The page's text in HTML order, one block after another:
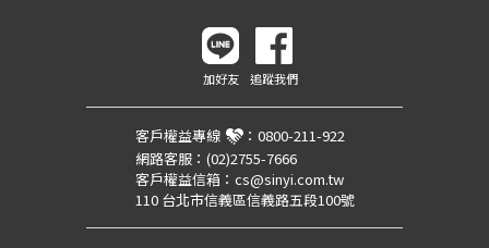
加好友 追蹤我們
客戶權益專線 ： 0800-211-922
網路客服： (02)2755-7666
客戶權益信箱： cs@sinyi.com.tw
110 台北市信義區信義路五段100號